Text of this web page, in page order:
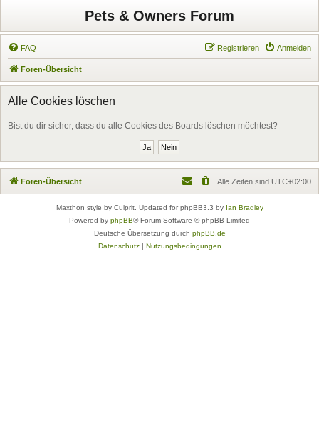
Pets & Owners Forum
FAQ Anmelden
Registrieren
Foren-Übersicht
Alle Cookies löschen
Bist du dir sicher, dass du alle Cookies des Boards löschen möchtest?
Foren-Übersicht Alle Zeiten sind UTC+02:00
Maxthon style by Culprit. Updated for phpBB3.3 by Ian Bradley
Powered by phpBB® Forum Software © phpBB Limited
Deutsche Übersetzung durch phpBB.de
Datenschutz| Nutzungsbedingungen